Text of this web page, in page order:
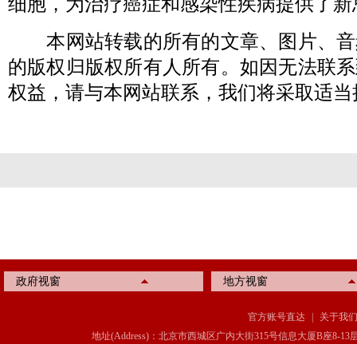
本网站转载的所有的文章、图片、
的版权归版权所有人所有。如因无法联
权益，请与本网站联系，我们将采取适
政府视窗 地方视窗
官方账号直达 |
关于我们
地址(Address)：北京市西城区广内大街315号信息大厦B座8-13